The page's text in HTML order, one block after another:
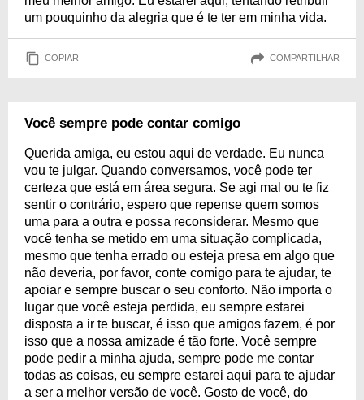
um pouquinho da alegria que é te ter em minha vida.
COPIAR COMPARTILHAR
Você sempre pode contar comigo
Querida amiga, eu estou aqui de verdade. Eu nunca
vou te julgar. Quando conversamos, você pode ter
certeza que está em área segura. Se agi mal ou te fiz
sentir o contrário, espero que repense quem somos
uma para a outra e possa reconsiderar. Mesmo que
você tenha se metido em uma situação complicada,
mesmo que tenha errado ou esteja presa em algo que
não deveria, por favor, conte comigo para te ajudar, te
apoiar e sempre buscar o seu conforto. Não importa o
lugar que você esteja perdida, eu sempre estarei
disposta a ir te buscar, é isso que amigos fazem, é por
isso que a nossa amizade é tão forte. Você sempre
pode pedir a minha ajuda, sempre pode me contar
todas as coisas, eu sempre estarei aqui para te ajudar
a ser a melhor versão de você. Gosto de você, do